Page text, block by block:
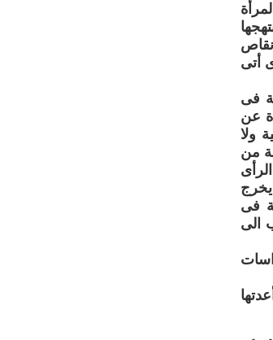
أتى
فى
عن
ولا
من
فى
الى